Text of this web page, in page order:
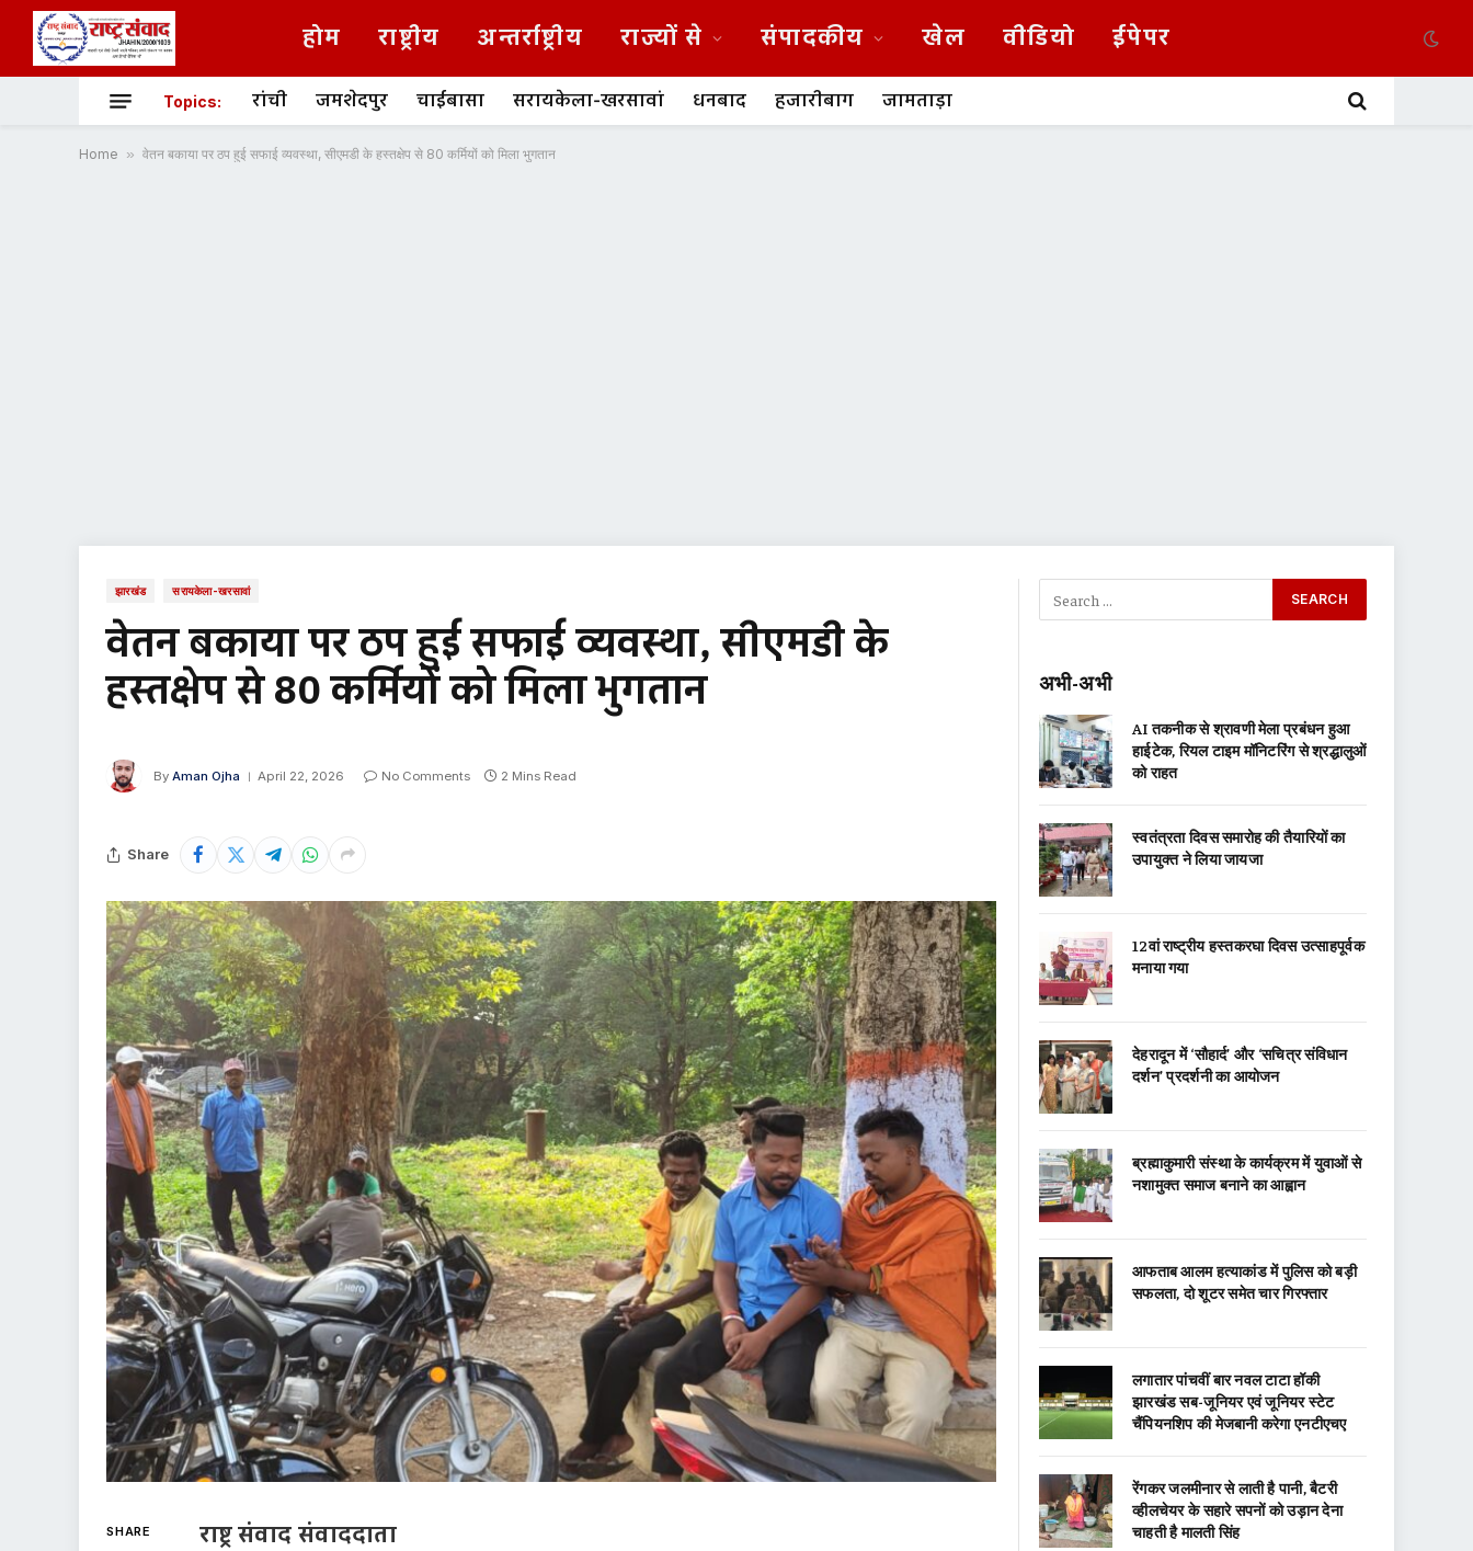
होम राष्ट्रीय अन्तर्राष्ट्रीय राज्यों से संपादकीय खेल वीडियो ईपेपर
Topics: रांची जमशेदपुर चाईबासा सरायकेला-खरसावां धनबाद हजारीबाग जामताड़ा
Home » वेतन बकाया पर ठप हुई सफाई व्यवस्था, सीएमडी के हस्तक्षेप से 80 कर्मियों को मिला भुगतान
झारखंड सरायकेला-खरसावां
वेतन बकाया पर ठप हुई सफाई व्यवस्था, सीएमडी के
हस्तक्षेप से 80 कर्मियों को मिला भुगतान
By Aman Ojha April 22, 2026 No Comments 2 Mins Read
Share
SHARE राष्ट्र संवाद संवाददाता
अभी-अभी
AI तकनीक से श्रावणी मेला प्रबंधन हुआ
हाईटेक, रियल टाइम मॉनिटरिंग से श्रद्धालुओं
को राहत
स्वतंत्रता दिवस समारोह की तैयारियों का
उपायुक्त ने लिया जायजा
12वां राष्ट्रीय हस्तकरघा दिवस उत्साहपूर्वक
मनाया गया
देहरादून में ‘सौहार्द’ और ‘सचित्र संविधान
दर्शन’ प्रदर्शनी का आयोजन
ब्रह्माकुमारी संस्था के कार्यक्रम में युवाओं से
नशामुक्त समाज बनाने का आह्वान
आफताब आलम हत्याकांड में पुलिस को बड़ी
सफलता, दो शूटर समेत चार गिरफ्तार
लगातार पांचवीं बार नवल टाटा हॉकी
झारखंड सब-जूनियर एवं जूनियर स्टेट
चैंपियनशिप की मेजबानी करेगा एनटीएचए
रेंगकर जलमीनार से लाती है पानी, बैटरी
व्हीलचेयर के सहारे सपनों को उड़ान देना
चाहती है मालती सिंह